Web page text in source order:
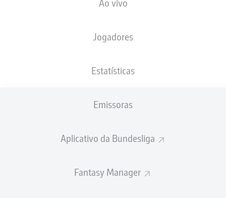
Jogadores
Estatísticas
Emissoras
Aplicativo da Bundesliga
Fantasy Manager